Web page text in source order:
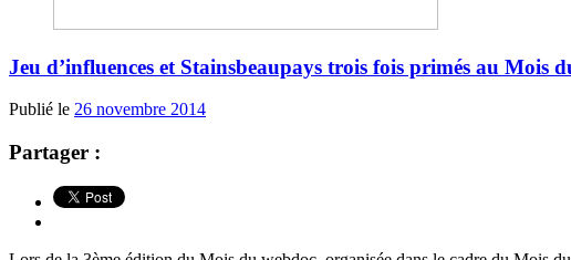
Jeu d’influences et Stainsbeaupays trois fois primés au Mois
Publié le 26 novembre 2014
Partager :